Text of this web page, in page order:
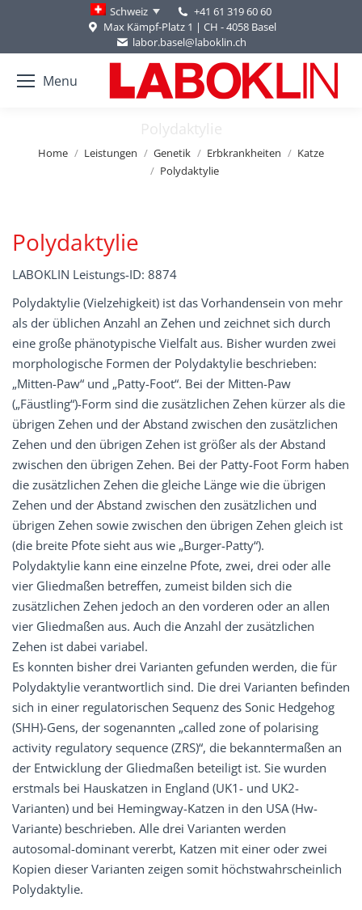
Schweiz
+41 61 319 60 60
Max Kämpf-Platz 1 | CH - 4058 Basel
labor.basel@laboklin.ch
Menu
Polydaktylie
You are here:
Home Leistungen Genetik Erbkrankheiten
Katze
Polydaktylie
Polydaktylie
LABOKLIN Leistungs-ID: 8874
Polydaktylie (Vielzehigkeit) ist das Vorhandensein von mehr
als der üblichen Anzahl an Zehen und zeichnet sich durch
eine große phänotypische Vielfalt aus. Bisher wurden zwei
morphologische Formen der Polydaktylie beschrieben:
„Mitten-Paw“ und „Patty-Foot“. Bei der Mitten-Paw
(„Fäustling“)-Form sind die zusätzlichen Zehen kürzer als die
übrigen Zehen und der Abstand zwischen den zusätzlichen
Zehen und den übrigen Zehen ist größer als der Abstand
zwischen den übrigen Zehen. Bei der Patty-Foot Form haben
die zusätzlichen Zehen die gleiche Länge wie die übrigen
Zehen und der Abstand zwischen den zusätzlichen und
übrigen Zehen sowie zwischen den übrigen Zehen gleich ist
(die breite Pfote sieht aus wie „Burger-Patty“).
Polydaktylie kann eine einzelne Pfote, zwei, drei oder alle
vier Gliedmaßen betreffen, zumeist bilden sich die
zusätzlichen Zehen jedoch an den vorderen oder an allen
vier Gliedmaßen aus. Auch die Anzahl der zusätzlichen
Zehen ist dabei variabel.
Es konnten bisher drei Varianten gefunden werden, die für
Polydaktylie verantwortlich sind. Die drei Varianten befinden
sich in einer regulatorischen Sequenz des Sonic Hedgehog
(SHH)-Gens, der sogenannten „called zone of polarising
activity regulatory sequence (ZRS)“, die bekanntermaßen an
der Entwicklung der Gliedmaßen beteiligt ist. Sie wurden
erstmals bei Hauskatzen in England (UK1- und UK2-
Varianten) und bei Hemingway-Katzen in den USA (Hw-
Variante) beschrieben. Alle drei Varianten werden
autosomal-dominant vererbt, Katzen mit einer oder zwei
Kopien dieser Varianten zeigen somit höchstwahrscheinlich
Polydaktylie.